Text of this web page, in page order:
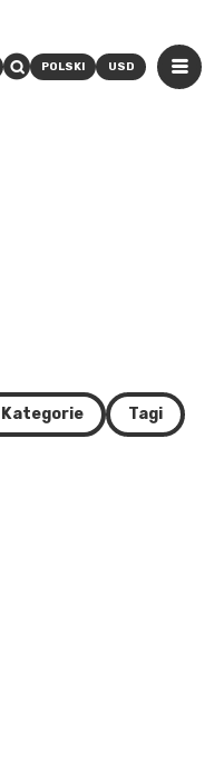
POLSKI USD
Kategorie Tagi